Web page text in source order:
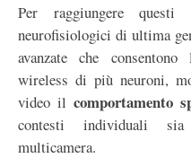
Per raggiungere
neurofisiologici di ultima
avanzate che
wireless di più neuroni,
video il comportamento
contesti individuali
multicamera.